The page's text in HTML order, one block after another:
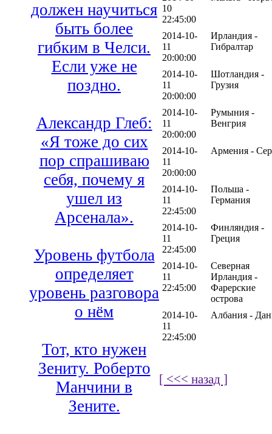
должен научиться
быть более
гибким в Челси.
Если уже не
поздно.
Александр Глеб:
«Я тоже до сих
пор спрашиваю
себя, почему я
ушел из
Арсенала».
Уровень футбола
определяет
уровень разговора
о нём
Тот, кто нужен
Зениту. Роберто
Манчини в
Зените.
10
22:45:00
2014-10-
11
20:00:00
Ирландия -
Гибралтар
2014-10-
11
20:00:00
Шотландия -
Грузия
2014-10-
11
20:00:00
Румыния -
Венгрия
2014-10-
11
20:00:00
Армения -
2014-10-
11
22:45:00
Польша -
Германия
2014-10-
11
22:45:00
Финляндия -
Греция
2014-10-
11
22:45:00
Северная
Ирландия -
Фарерские
острова
2014-10-
11
22:45:00
Албания -
[ <<< назад ]